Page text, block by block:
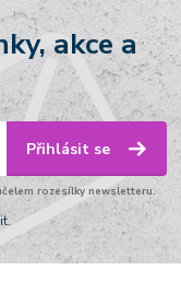
akce a
Přihlásit se
rozesílky newsletteru.